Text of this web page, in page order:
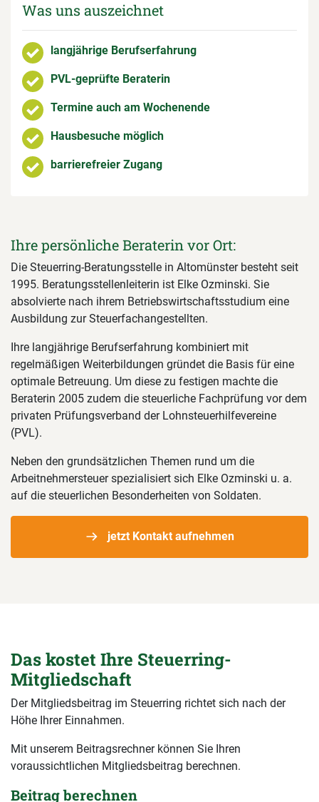
Was uns auszeichnet
langjährige Berufserfahrung
PVL-geprüfte Beraterin
Termine auch am Wochenende
Hausbesuche möglich
barrierefreier Zugang
Ihre persönliche Beraterin vor Ort:
Die Steuerring-Beratungsstelle in Altomünster besteht seit
1995. Beratungsstellenleiterin ist Elke Ozminski. Sie
absolvierte nach ihrem Betriebswirtschaftsstudium eine
Ausbildung zur Steuerfachangestellten.
Ihre langjährige Berufserfahrung kombiniert mit
regelmäßigen Weiterbildungen gründet die Basis für eine
optimale Betreuung. Um diese zu festigen machte die
Beraterin 2005 zudem die steuerliche Fachprüfung vor dem
privaten Prüfungsverband der Lohnsteuerhilfevereine
(PVL).
Neben den grundsätzlichen Themen rund um die
Arbeitnehmersteuer spezialisiert sich Elke Ozminski u. a.
auf die steuerlichen Besonderheiten von Soldaten.
jetzt Kontakt aufnehmen
Das kostet Ihre Steuerring-
Mitgliedschaft
Der Mitgliedsbeitrag im Steuerring richtet sich nach der
Höhe Ihrer Einnahmen.
Mit unserem Beitragsrechner können Sie Ihren
voraussichtlichen Mitgliedsbeitrag berechnen.
Beitrag berechnen